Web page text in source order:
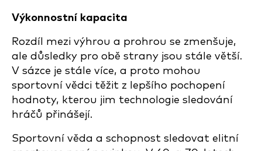
Výkonnostní kapacita
Rozdíl mezi výhrou a prohrou se zmenšuje,
ale důsledky pro obě strany jsou stále větší.
V sázce je stále více, a proto mohou
sportovní vědci těžit z lepšího pochopení
hodnoty, kterou jim technologie sledování
hráčů přinášejí.
Sportovní věda a schopnost sledovat elitní